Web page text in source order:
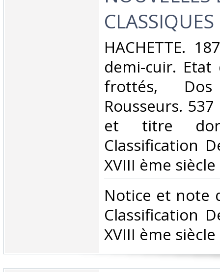
CLASSIQUES
‎HACHETTE.
demi-cuir. Etat
frottés, Dos
Rousseurs.
et titre
Classification
XVIII ème siècle‎
‎Notice et note
Classification
XVIII ème siècle‎